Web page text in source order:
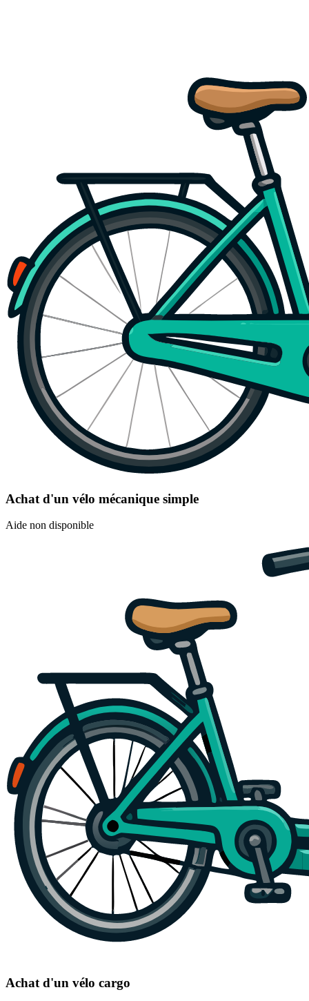
Achat d'un vélo mécanique simple
Aide non disponible
Achat d'un vélo cargo